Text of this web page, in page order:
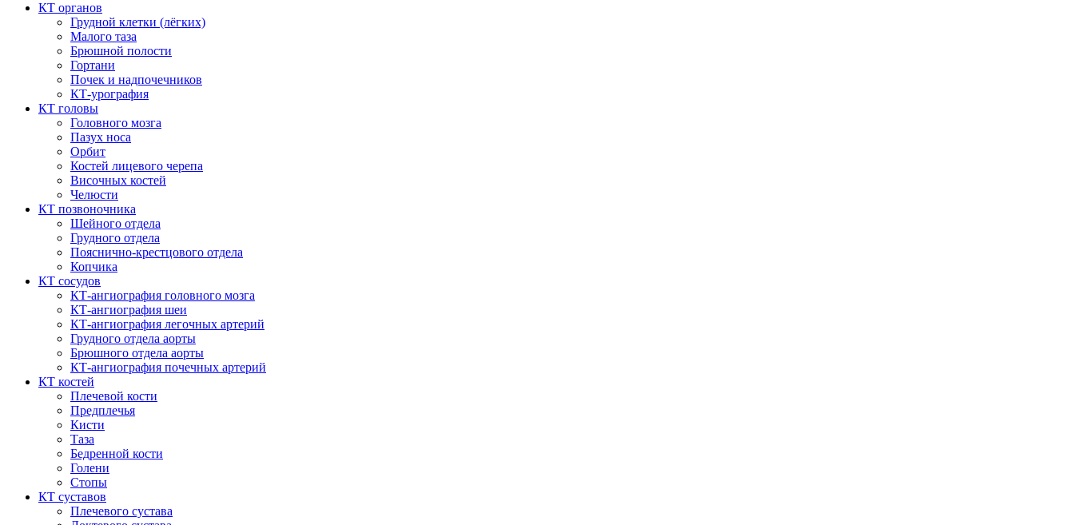
КТ органов
Грудной клетки (лёгких)
Малого таза
Брюшной полости
Гортани
Почек и надпочечников
КТ-урография
КТ головы
Головного мозга
Пазух носа
Орбит
Костей лицевого черепа
Височных костей
Челюсти
КТ позвоночника
Шейного отдела
Грудного отдела
Пояснично-крестцового отдела
Копчика
КТ сосудов
КТ-ангиография головного мозга
КТ-ангиография шеи
КТ-ангиография легочных артерий
Грудного отдела аорты
Брюшного отдела аорты
КТ-ангиография почечных артерий
КТ костей
Плечевой кости
Предплечья
Кисти
Таза
Бедренной кости
Голени
Стопы
КТ суставов
Плечевого сустава